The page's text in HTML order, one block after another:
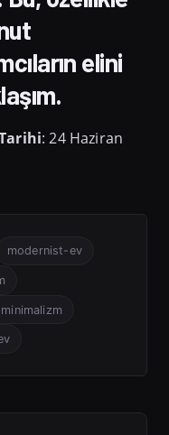
elini
: 24 Haziran
modernist-ev